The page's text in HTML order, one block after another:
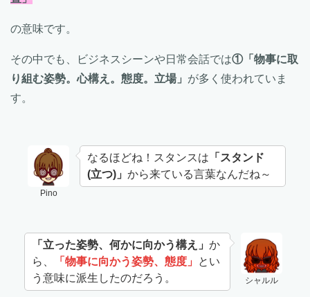
の意味です。
その中でも、ビジネスシーンや日常会話では①「物事に取
り組む姿勢。心構え。態度。立場」 が多く使われていま
す。
Pino
なるほどね！スタンスは 「スタンド
(立つ)」 から来ている言葉なんだね～
シャルル
「立った姿勢、何かに向かう構え」 か
ら、
「物事に向かう姿勢、態度」
とい
う意味に派生したのだろう。